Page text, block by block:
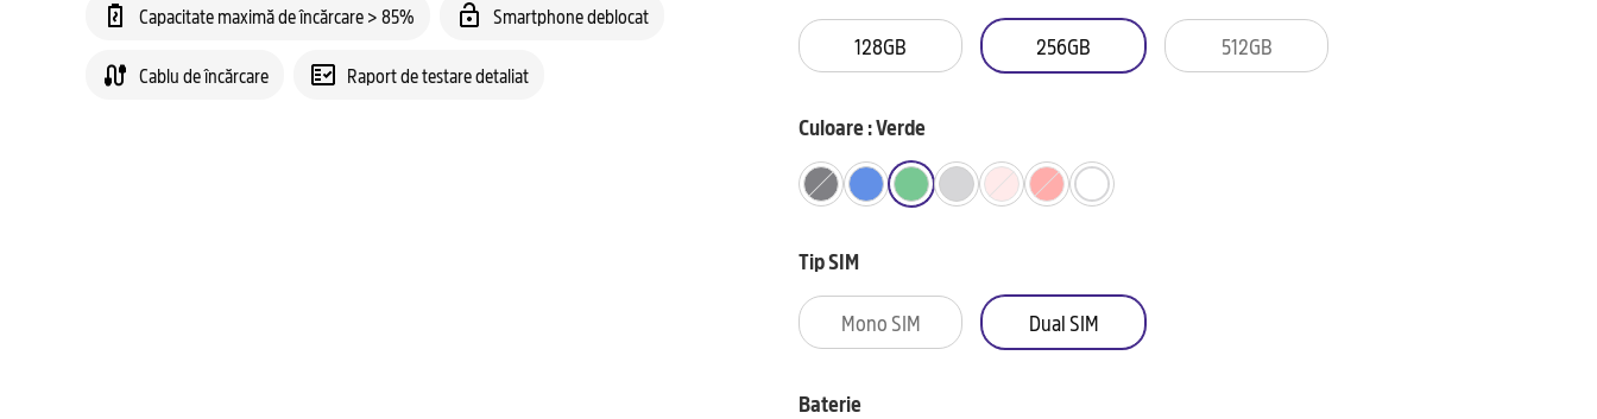
Capacitate maximă de încărcare > 85% Smartphone deblocat
Cablu de încărcare Raport de testare detaliat
128GB 256GB 512GB
Culoare : Verde
Tip SIM
Mono SIM Dual SIM
Baterie